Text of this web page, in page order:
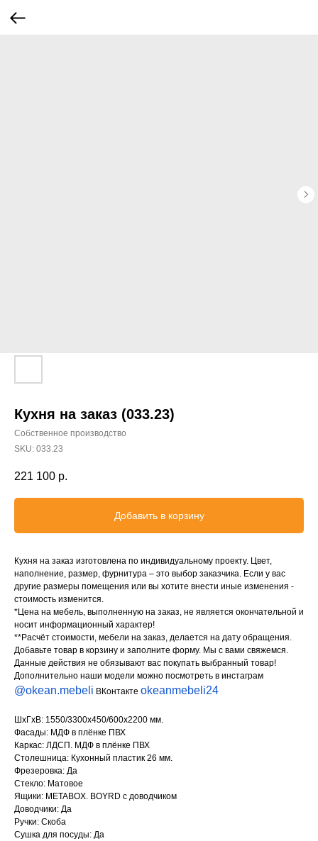
Кухня на заказ (033.23)
Собственное производство
SKU: 033.23
221 100 р.
Добавить в корзину
Кухня на заказ изготовлена по индивидуальному проекту. Цвет,
наполнение, размер, фурнитура – это выбор заказчика. Если у вас
другие размеры помещения или вы хотите внести иные изменения -
стоимость изменится.
*Цена на мебель, выполненную на заказ, не является окончательной и
носит информационный характер!
**Расчёт стоимости, мебели на заказ, делается на дату обращения.
Добавьте товар в корзину и заполните форму. Мы с вами свяжемся.
Данные действия не обязывают вас покупать выбранный товар!
Дополнительно наши модели можно посмотреть в инстаграм
@okean.mebeli ВКонтакте okeanmebeli24
ШхГхВ: 1550/3300х450/600х2200 мм.
Фасады: МДФ в плёнке ПВХ
Каркас: ЛДСП. МДФ в плёнке ПВХ
Столешница: Кухонный пластик 26 мм.
Фрезеровка: Да
Стекло: Матовое
Ящики: METABOX. BOYRD с доводчиком
Доводчики: Да
Ручки: Скоба
Сушка для посуды: Да